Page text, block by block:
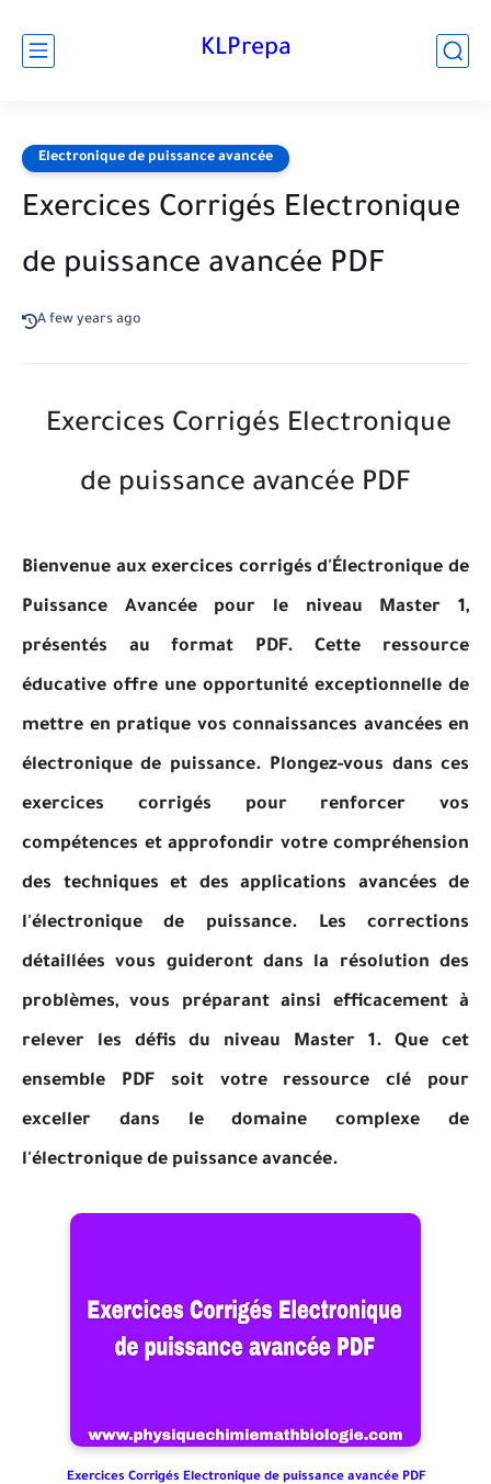
KLPrepa
Electronique de puissance avancée
Exercices Corrigés Electronique
de puissance avancée PDF
A few years ago
Exercices Corrigés Electronique
de puissance avancée PDF
Bienvenue aux exercices corrigés d'Électronique de
Puissance Avancée pour le niveau Master 1,
présentés au format PDF. Cette ressource
éducative offre une opportunité exceptionnelle de
mettre en pratique vos connaissances avancées en
électronique de puissance. Plongez-vous dans ces
exercices corrigés pour renforcer vos
compétences et approfondir votre compréhension
des techniques et des applications avancées de
l'électronique de puissance. Les corrections
détaillées vous guideront dans la résolution des
problèmes, vous préparant ainsi efficacement à
relever les défis du niveau Master 1. Que cet
ensemble PDF soit votre ressource clé pour
exceller dans le domaine complexe de
l'électronique de puissance avancée.
Exercices Corrigés Electronique de puissance avancée PDF